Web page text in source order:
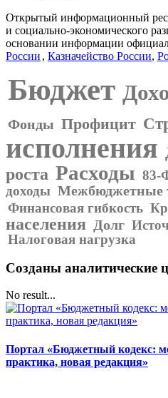
Открытый информационный
и социально-экономического
основании информации
России , Казначейство России,
Бюджет
Фонды Профицит
исполнения
роста Расходы 83-
доходы Межбюджетные
Финансовая гибкость
населения Долг
Налоговая нагрузка
Созданы аналитические
No result...
Портал «Бюджетный кодекс:
практика, новая редакция»